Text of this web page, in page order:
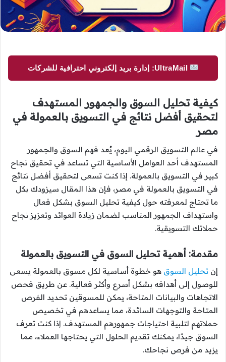
UltraMail: إدارة بريد إلكتروني احترافية للشركات
كيفية تحليل السوق والجمهور المستهدف
لتحقيق أفضل نتائج في التسويق بالعمولة في
مصر
في عالم التسويق الرقمي اليوم، يُعد فهم السوق والجمهور
المستهدف أحد العوامل الأساسية التي تساعد في تحقيق نجاح
كبير في التسويق بالعمولة. إذا كنت تسعى لتحقيق أفضل نتائج
في التسويق بالعمولة في مصر، فإن هذا المقال سيزودك بكل
ما تحتاج لمعرفته حول كيفية تحليل السوق بشكل فعال
واستهداف الجمهور المناسب لضمان زيادة العوائد وتعزيز نجاح
حملاتك التسويقية.
مقدمة: أهمية تحليل السوق في التسويق بالعمولة
إن تحليل السوق هو خطوة أساسية لكل مسوق بالعمولة يسعى
للوصول إلى أهدافه بشكل أسرع وأكثر فعالية. عن طريق فحص
الاتجاهات والبيانات المتاحة، يمكن للمسوقين تحديد الفرص
المتاحة والتوجهات السائدة، مما يساعدهم في تخصيص
حملاتهم لتلبية احتياجات جمهورهم المستهدف. إذا كنت تعرف
السوق جيدًا، يمكنك تقديم الحلول التي يحتاجها العملاء، مما
يزيد من فرص نجاحك.